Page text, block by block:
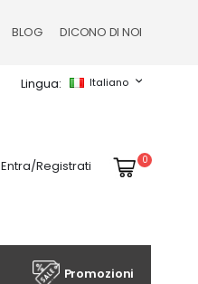
BLOG DICONO DI NOI
LinguaItaliano
Entra/Registrati Cart
0elementi
Promozioni